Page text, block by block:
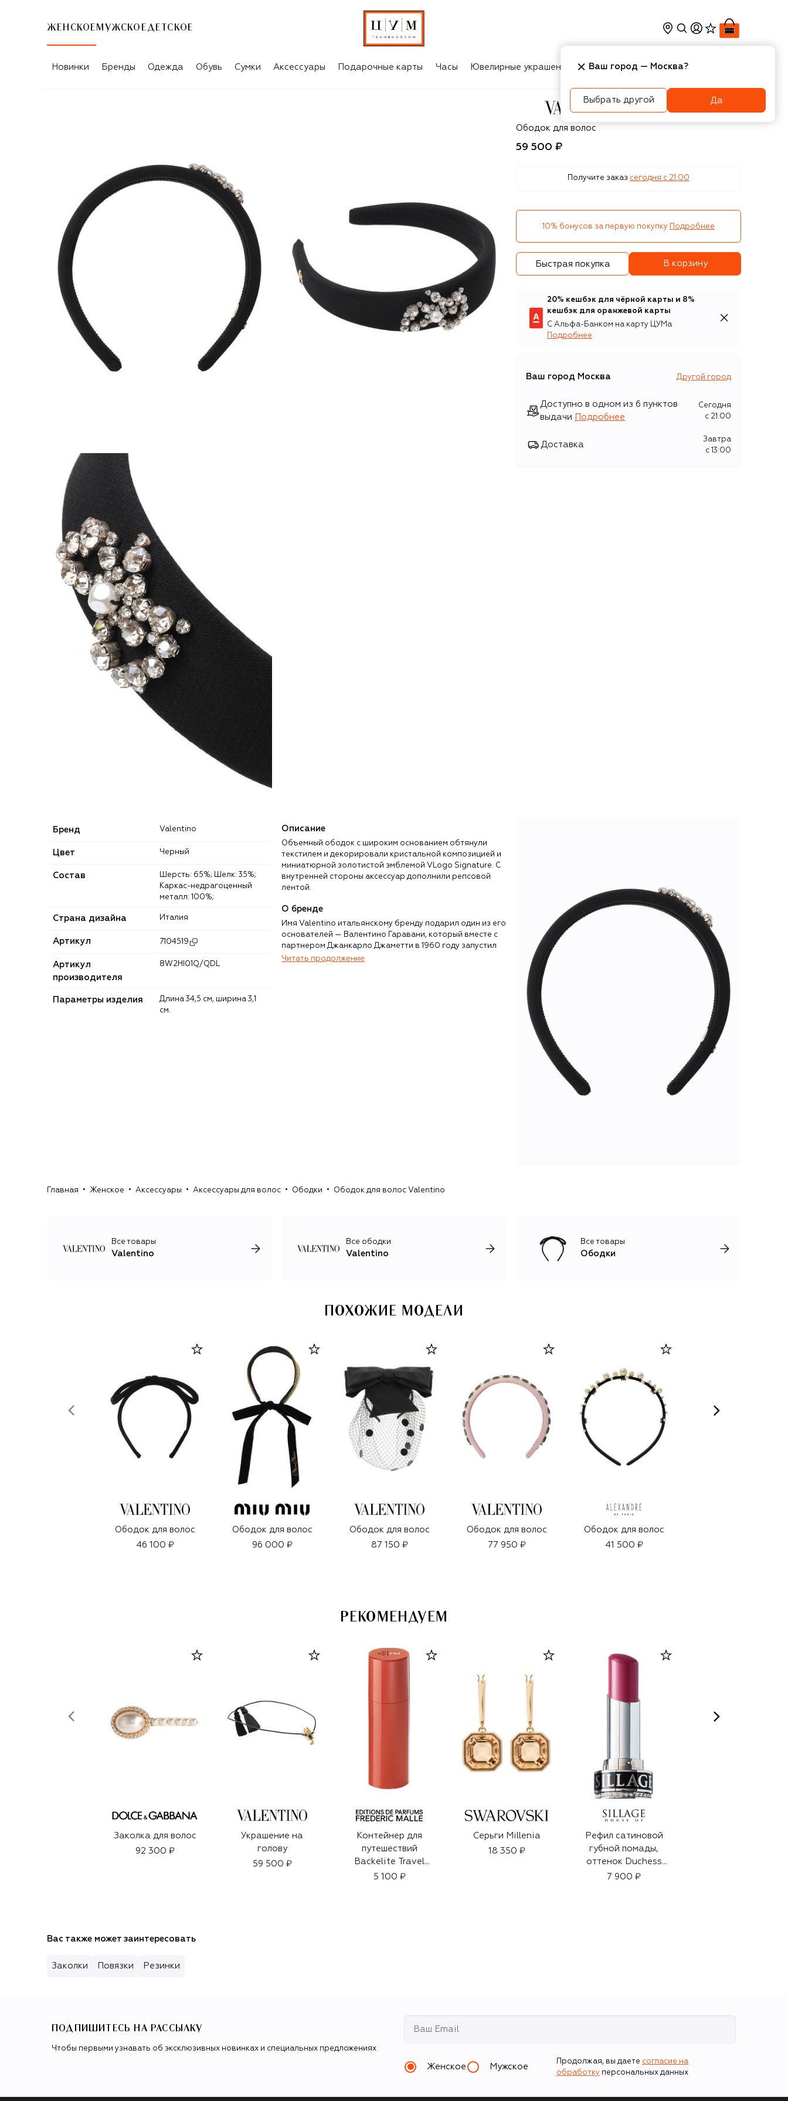
ЖЕНСКОЕ МУЖСКОЕ ДЕТСКОЕ
Новинки Бренды Одежда Обувь Сумки Аксессуары Подарочные карты Часы Ювелирные украшения Косметика Интерьер
Valentino
Ободок для волос
59 500 ₽
Получите заказ сегодня c 21:00
10% бонусов за первую покупку Подробнее
Быстрая покупка В корзину
20% кешбэк для чёрной карты и 8%
кешбэк для оранжевой карты
С Альфа-Банком на карту ЦУМа
Подробнее
Ваш город Москва Другой город
Доступно в одном из 6 пунктов
выдачи
Подробнее
Сегодня
c 21:00
Доставка
Завтра
c 13:00
Бренд Valentino
Цвет Черный
Состав
Шерсть: 65%; Шелк: 35%;
Каркас-недрагоценный
металл: 100%;
Страна дизайна Италия
Артикул 7104519
Артикул
производителя
8W2HI01Q/QDL
Параметры изделия
Длина 34,5 cм, ширина 3,1
см.
Описание
Объемный ободок с широким основанием обтянули
текстилем и декорировали кристальной композицией и
миниатюрной золотистой эмблемой VLogo Signature. С
внутренней стороны аксессуар дополнили репсовой
лентой.
О бренде
Имя Valentino итальянскому бренду подарил один из его
основателей — Валентино Гаравани, который вместе с
партнером Джанкарло Джаметти в 1960 году запустил
линию женской одежды, которую уже через несколько
аксессуары и обувь, в частности знаковые для бренда
Читать продолжение
Главная Женское Аксессуары Аксессуары для волос Ободки Ободок для волос Valentino
Все товары
Valentino
Все ободки
Valentino
Все товары
Ободки
ПОХОЖИЕ МОДЕЛИ
Ободок для волос
46 100 ₽
Ободок для волос
96 000 ₽
Ободок для волос
87 150 ₽
Ободок для волос
77 950 ₽
Ободок для волос
41 500 ₽
РЕКОМЕНДУЕМ
Заколка для волос
92 300 ₽
Украшение на
голову
59 500 ₽
Контейнер для
путешествий
Backelite Travel
Spray
5 100 ₽
Серьги Millenia
18 350 ₽
Рефил сатиновой
губной помады,
оттенок Duchess
(3g)
7 900 ₽
Вас также может заинтересовать
Заколки Повязки Резинки
ПОДПИШИТЕСЬ НА РАССЫЛКУ
Чтобы первыми узнавать об эксклюзивных новинках и специальных предложениях
Женское Мужское
Продолжая, вы даете согласие на
обработку персональных данных
Ваш город — Москва?
Выбрать другой Да